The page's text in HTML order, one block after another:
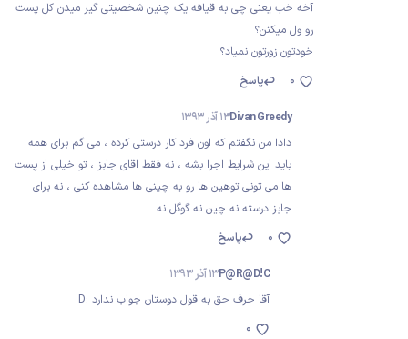
آخه خب یعنی چی به قیافه یک چنین شخصیتی گیر میدن کل پست
رو ول میکنن؟
خودتون زورتون نمیاد؟
پاسخ
0
Divan Greedy13 آذر 1393
دادا من نگفتم که اون فرد کار درستی کرده ، می گم برای همه
باید این شرایط اجرا بشه ، نه فقط اقای جابز ، تو خیلی از پست
ها می تونی توهین ها رو به چینی ها مشاهده کنی ، نه برای
جابز درسته نه چین نه گوگل نه ...
پاسخ
0
P@R@D!C13 آذر 1393
آقا حرف حق به قول دوستان جواب ندارد :D
0